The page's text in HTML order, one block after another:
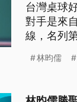
台灣桌球
對手是來
線，名列
林昀儒